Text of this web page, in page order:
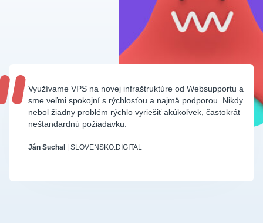
Využívame VPS na novej infraštruktúre od Websupportu a
sme veľmi spokojní s rýchlosťou a najmä podporou. Nikdy
nebol žiadny problém rýchlo vyriešiť akúkoľvek, častokrát
neštandardnú požiadavku.
Ján Suchal | SLOVENSKO.DIGITAL